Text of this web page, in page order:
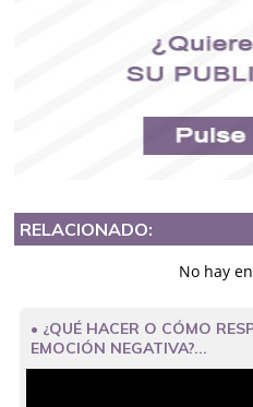
RELACIONADO:
No hay
• ¿QUÉ HACER O CÓMO
EMOCIÓN NEGATIVA?...